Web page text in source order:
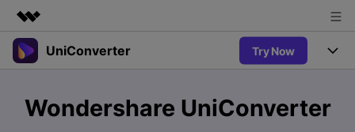
Productos destacados
Utilidades
UniConverter Try Now
Wondershare UniConverter